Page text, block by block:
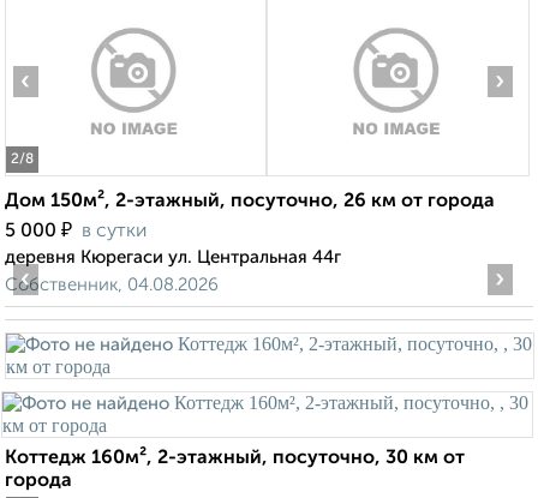
2/8
‹ ›
Дом 150м², 2-этажный, посуточно, 26 км от города
5 000 ₽ в сутки
деревня Кюрегаси ул. Центральная 44г
Собственник, 04.08.2026
‹ ›
Коттедж 160м², 2-этажный, посуточно, 30 км от
города